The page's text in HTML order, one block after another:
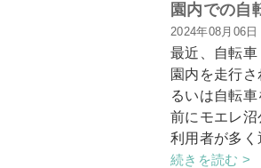
園内での自
2024年08月06日
最近、自転
園内を走行
るいは自転
前にモエレ
利用者が多
続きを読む >